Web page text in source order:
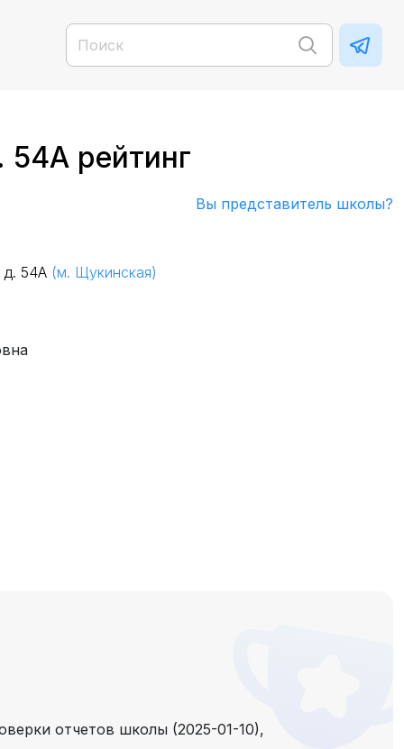
рейтинг
Вы представитель школы?
д. 54А (м. Щукинская)
отчетов школы (2025-01-10),